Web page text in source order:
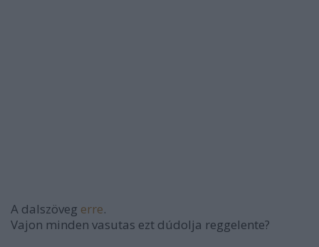
A dalszöveg erre.
Vajon minden vasutas ezt dúdolja reggelente?